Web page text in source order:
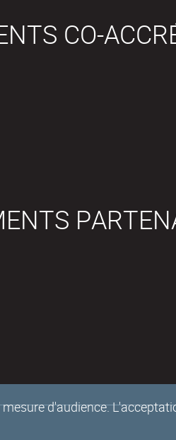
d'audience.
CO-